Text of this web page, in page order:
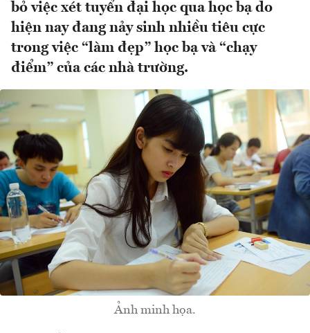
bỏ việc xét tuyển đại học qua học bạ do
hiện nay đang nảy sinh nhiều tiêu cực
trong việc “làm đẹp” học bạ và “chạy
điểm” của các nhà trường.
Ảnh minh họa.